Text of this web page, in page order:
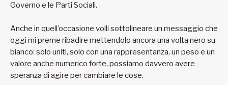
Governo e le Parti Sociali.
Anche in quell’occasione volli sottolineare un messaggio che
oggi mi preme ribadire mettendolo ancora una volta nero su
bianco: solo uniti, solo con una rappresentanza, un peso e un
valore anche numerico forte, possiamo davvero avere
speranza di agire per cambiare le cose.